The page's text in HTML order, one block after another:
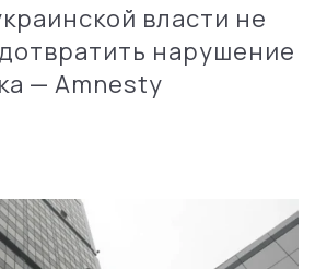
власти не
нарушение
— Amnesty